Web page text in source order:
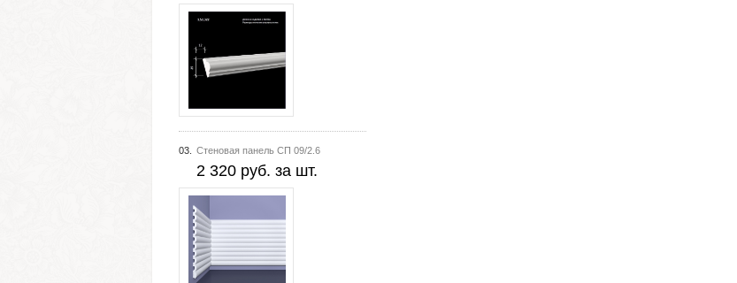
03. Стеновая панель СП 09/2.6
2 320 руб. за шт.